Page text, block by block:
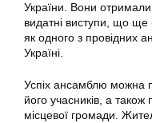
України. Вони отримали
видатні виступи, що ще
як одного з провідних
Україні.
Успіх ансамблю можна
його учасників, а
місцевої громади.